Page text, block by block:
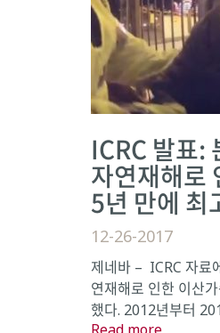
ICRC 발표:
자연재해로
5년 만에 최
12-26-2017
제네바 – ICRC 자료
연재해로 인한 이산
했다. 2012년부터